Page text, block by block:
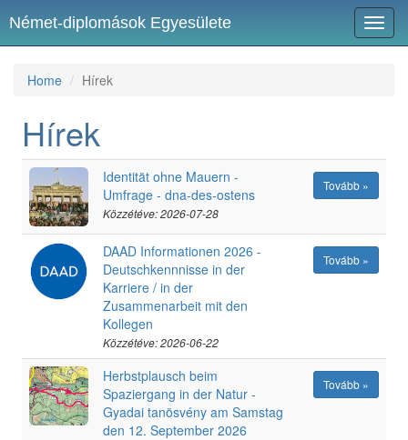
Német-diplomások Egyesülete
Home Hírek
Hírek
Identität ohne Mauern -
Umfrage - dna-des-ostens
Közzétéve: 2026-07-28
Tovább »
DAAD Informationen 2026 -
Deutschkennnisse in der
Karriere / in der
Zusammenarbeit mit den
Kollegen
Közzétéve: 2026-06-22
Tovább »
Herbstplausch beim
Spaziergang in der Natur -
Gyadai tanösvény am Samstag
den 12. September 2026
Tovább »